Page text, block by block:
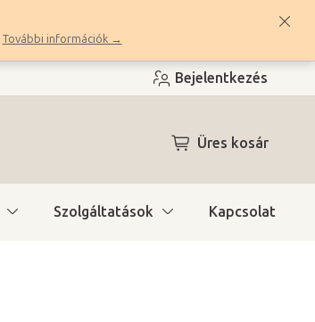
További információk →
Bejelentkezés
KOSÁR
Üres kosár
Szolgáltatások Kapcsolat